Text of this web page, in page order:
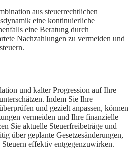
aus steuerrechtlichen
eine kontinuierliche
eine Beratung durch
Nachzahlungen zu vermeiden und
und kalter Progression auf Ihre
Indem Sie Ihre
und gezielt anpassen, können
vermeiden und Ihre finanzielle
Sie aktuelle Steuerfreibeträge und
über geplante Gesetzesänderungen,
effektiv entgegenzuwirken.